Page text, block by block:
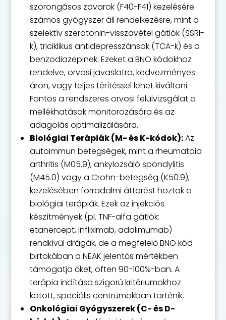
szorongásos zavarok (F40-F41) kezelésére
számos gyógyszer áll rendelkezésre, mint a
szelektív szerotonin-visszavétel gátlók (SSRI-
k), triciklikus antidepresszánsok (TCA-k) és a
benzodiazepinek. Ezeket a BNO kódokhoz
rendelve, orvosi javaslatra, kedvezményes
áron, vagy teljes térítéssel lehet kiváltani.
Fontos a rendszeres orvosi felülvizsgálat a
mellékhatások monitorozására és az
adagolás optimalizálására.
Biológiai Terápiák (M- és K-kódok):Az
autoimmun betegségek, mint a rheumatoid
arthritis (M05.9), ankylozsáló spondylitis
(M45.0) vagy a Crohn-betegség (K50.9),
kezelésében forradalmi áttörést hoztak a
biológiai terápiák. Ezek az injekciós
készítmények (pl. TNF-alfa gátlók:
etanercept, infliximab, adalimumab)
rendkívül drágák, de a megfelelő BNO kód
birtokában a NEAK jelentős mértékben
támogatja őket, often 90-100%-ban. A
terápia indítása szigorú kritériumokhoz
kötött, speciális centrumokban történik.
Onkológiai Gyógyszerek (C- és D-